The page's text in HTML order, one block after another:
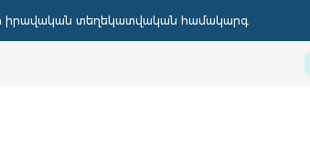
իրավական տեղեկատվական համակարգ